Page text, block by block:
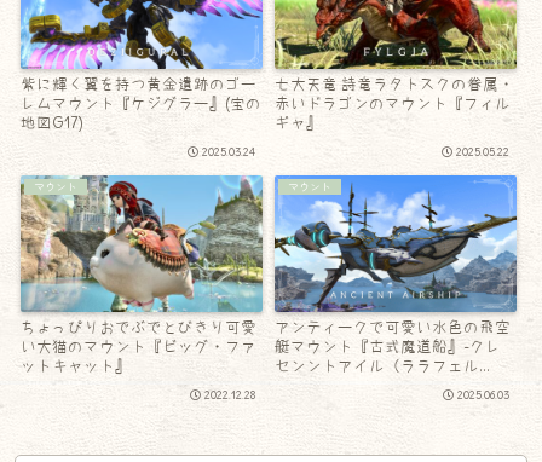
紫に輝く翼を持つ黄金遺跡のゴー
レムマウント『ケジグラー』(宝の
地図G17)
2025.03.24
七大天竜 詩竜ラタトスクの眷属・
赤いドラゴンのマウント『フィル
ギャ』
2025.05.22
マウント
ちょっぴりおでぶでとびきり可愛
い大猫のマウント『ビッグ・ファ
ットキャット』
2022.12.28
マウント
アンティークで可愛い水色の飛空
艇マウント『古式魔道船』-クレ
センントアイル（ララフェル
2025.06.03